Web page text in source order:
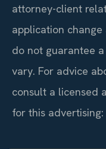
attorney-client
application
do not guarantee
vary. For advice
consult a licensed
for this advertising: